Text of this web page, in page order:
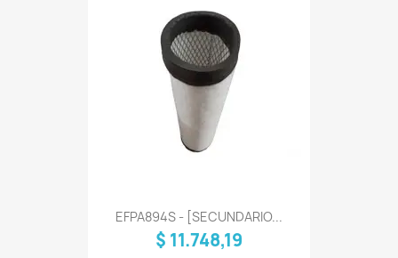
EFPA894S - [SECUNDARIO...
$ 11.748,19